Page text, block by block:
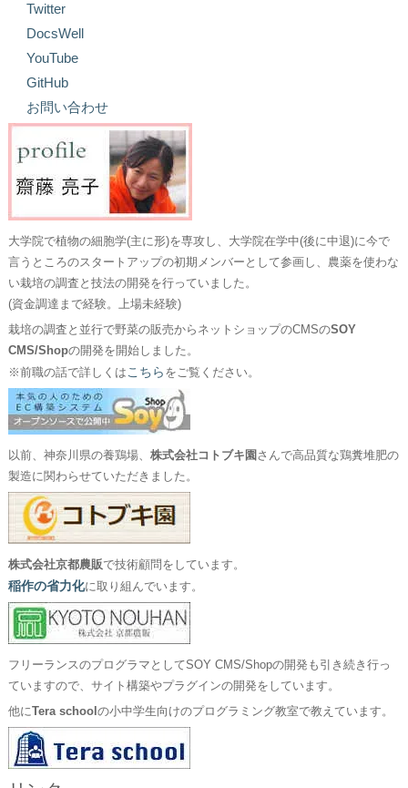
Twitter
DocsWell
YouTube
GitHub
お問い合わせ
大学院で植物の細胞学(主に形)を専攻し、大学院在学中(後に中退)に今で
言うところのスタートアップの初期メンバーとして参画し、農薬を使わな
い栽培の調査と技法の開発を行っていました。
(資金調達まで経験。上場未経験)
栽培の調査と並行で野菜の販売からネットショップのCMSのSOY
CMS/Shopの開発を開始しました。
※前職の話で詳しくは こちら をご覧ください。
以前、神奈川県の養鶏場、 株式会社コトブキ園 さんで高品質な鶏糞堆肥の
製造に関わらせていただきました。
株式会社京都農販で技術顧問をしています。
稲作の省力化に取り組んでいます。
フリーランスのプログラマとしてSOY CMS/Shopの開発も引き続き行っ
ていますので、サイト構築やプラグインの開発をしています。
他にTera school の小中学生向けのプログラミング教室で教えています。